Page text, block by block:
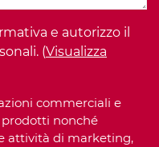
e autorizzo il
(Visualizza
commerciali e
prodotti nonché
attività di marketing,